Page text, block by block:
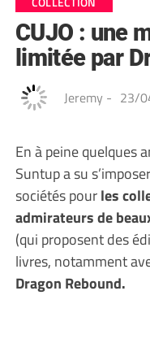
CUJO : une
limitée par
Jeremy - 23/
En à peine quelques
Suntup a su
sociétés pourles
admirateurs de
(qui proposent des
livres, notamment
Dragon Rebound.